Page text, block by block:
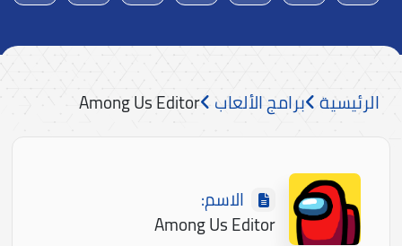
الرئيسية برامج الألعاب Among Us Editor
الاسم:
Among Us Editor